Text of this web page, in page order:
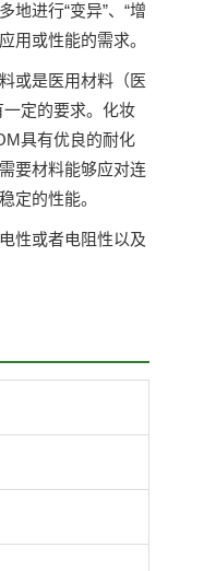
地进行“变异”、“增
用或性能的需求。
或是医用材料（医
定的要求。化妆
具有优良的耐化
要材料能够应对连
定的性能。
性或者电阻性以及